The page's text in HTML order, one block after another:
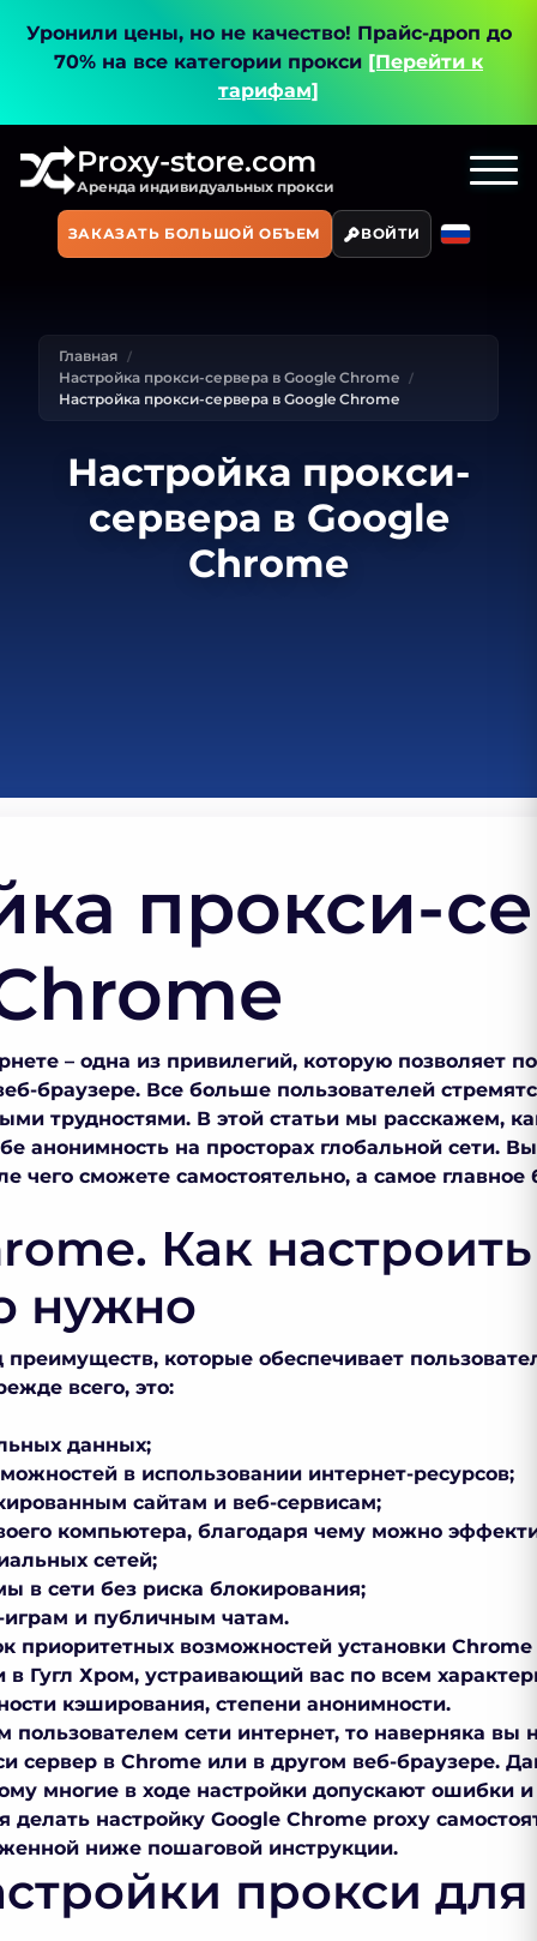
Уронили цены, но не качество! Прайс-дроп до
70% на все категории прокси [Перейти к
тарифам]
Proxy-store.com
Аренда индивидуальных прокси
ЗАКАЗАТЬ БОЛЬШОЙ ОБЪЕМ ВОЙТИ
Главная
Настройка прокси-сервера в Google Chrome
Настройка прокси-сервера в Google Chrome
Настройка прокси-
сервера в Google
Chrome
прокси-
– одна из привилегий, которую позволяет
браузере. Все больше пользователей
трудностями. В этой статьи мы расскажем,
анонимность на просторах глобальной сети.
чего сможете самостоятельно, а самое главное
Как
нужно
которые обеспечивает
всего, это:
данных;
в использовании интернет-ресурсов;
сайтам и веб-сервисам;
компьютера, благодаря чему можно
сетей;
в сети без риска блокирования;
и публичным чатам.
приоритетных возможностей установки
в Гугл Хром, устраивающий вас по всем
кэширования, степени анонимности.
пользователем сети интернет, то наверняка вы
сервер в Chrome или в другом веб-браузере.
многие в ходе настройки допускают ошибки
делать настройку Google Chrome proxy
ниже пошаговой инструкции.
прокси для